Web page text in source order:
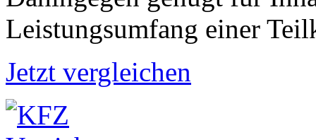
Leistungsumfang einer
Jetzt vergleichen